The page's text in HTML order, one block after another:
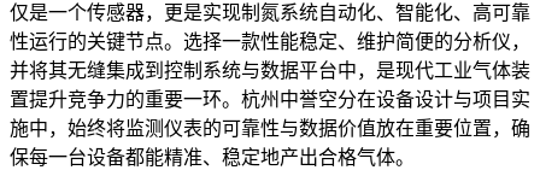
仅是一个传感器，更是实现制氮系统自动化、智能化、高可靠
性运行的关键节点。选择一款性能稳定、维护简便的分析仪，
并将其无缝集成到控制系统与数据平台中，是现代工业气体装
置提升竞争力的重要一环。杭州中誉空分在设备设计与项目实
施中，始终将监测仪表的可靠性与数据价值放在重要位置，确
保每一台设备都能精准、稳定地产出合格气体。